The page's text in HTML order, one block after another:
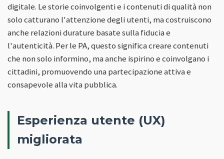
digitale. Le storie coinvolgenti e i contenuti di qualità non
solo catturano l'attenzione degli utenti, ma costruiscono
anche relazioni durature basate sulla fiducia e
l'autenticità. Per le PA, questo significa creare contenuti
che non solo informino, ma anche ispirino e coinvolgano i
cittadini, promuovendo una partecipazione attiva e
consapevole alla vita pubblica.
Esperienza utente (UX)
migliorata